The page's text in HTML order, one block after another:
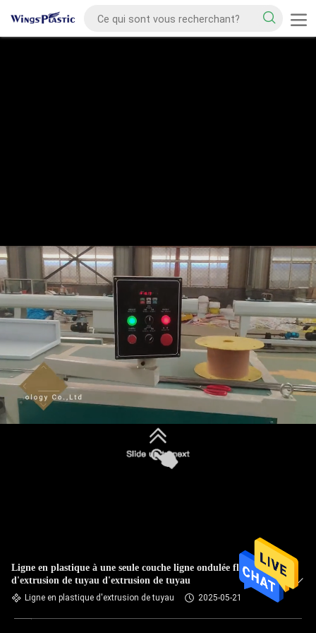
Ligne en plastique à une seule couche ligne ondulée flexible
d'extrusion de tuyau d'extrusion de tuyau
Ligne en plastique d'extrusion de tuyau 2025-05-21